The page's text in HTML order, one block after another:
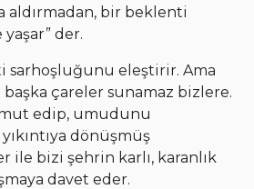
bir beklenti
der.
sarhoşluğunu eleştirir. Ama
başka çareler sunamaz bizlere.
edip, umudunu
dönüşmüş
ile bizi şehrin karlı, karanlık
davet eder.